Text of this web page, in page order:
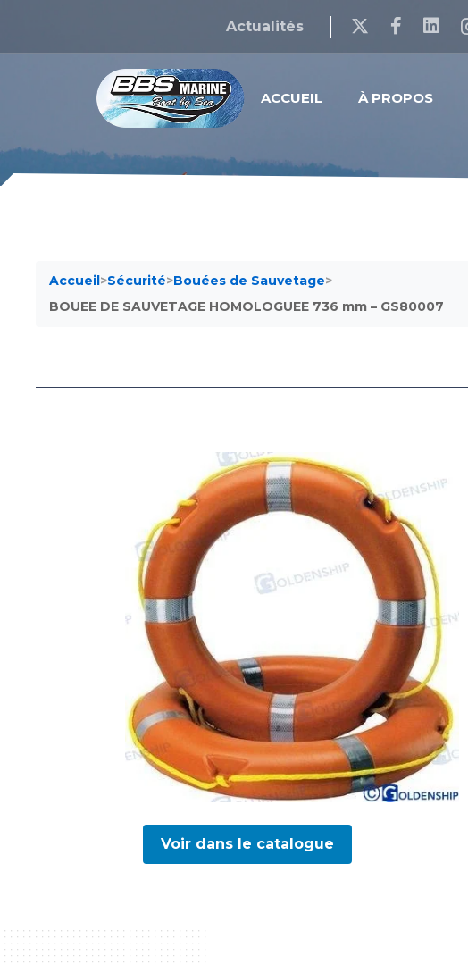
Actualités
ACCUEIL À PROPOS
Accueil>Sécurité>Bouées de Sauvetage>
BOUEE DE SAUVETAGE HOMOLOGUEE 736 mm – GS80007
Voir dans le catalogue